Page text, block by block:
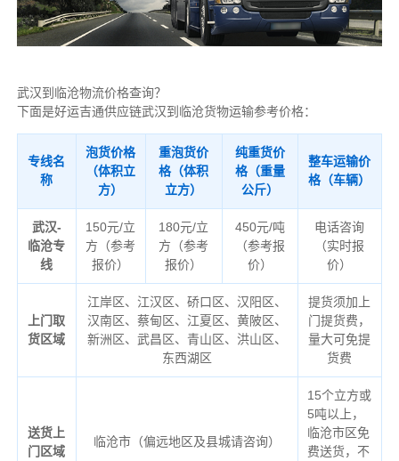
武汉到临沧物流价格查询？
下面是好运吉通供应链武汉到临沧货物运输参考价格：
专线名
称
泡货价格
（体积立
方）
重泡货价
格（体积
立方）
纯重货价
格（重量
公斤）
整车运输价
格（车辆）
武汉-
临沧专
线
150元/立
方（参考
报价）
180元/立
方（参考
报价）
450元/吨
（参考报
价）
电话咨询
（实时报
价）
上门取
货区域
江岸区、江汉区、硚口区、汉阳区、
汉南区、蔡甸区、江夏区、黄陂区、
新洲区、武昌区、青山区、洪山区、
东西湖区
提货须加上
门提货费，
量大可免提
货费
送货上
门区域
临沧市（偏远地区及县城请咨询）
15个立方或
5吨以上，
临沧市区免
费送货，不